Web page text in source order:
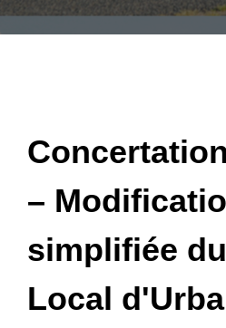
–
simplifiée
Local